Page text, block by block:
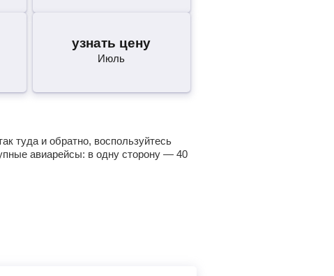
узнать цену
Июль
туда и обратно, воспользуйтесь
авиарейсы: в одну сторону — 40